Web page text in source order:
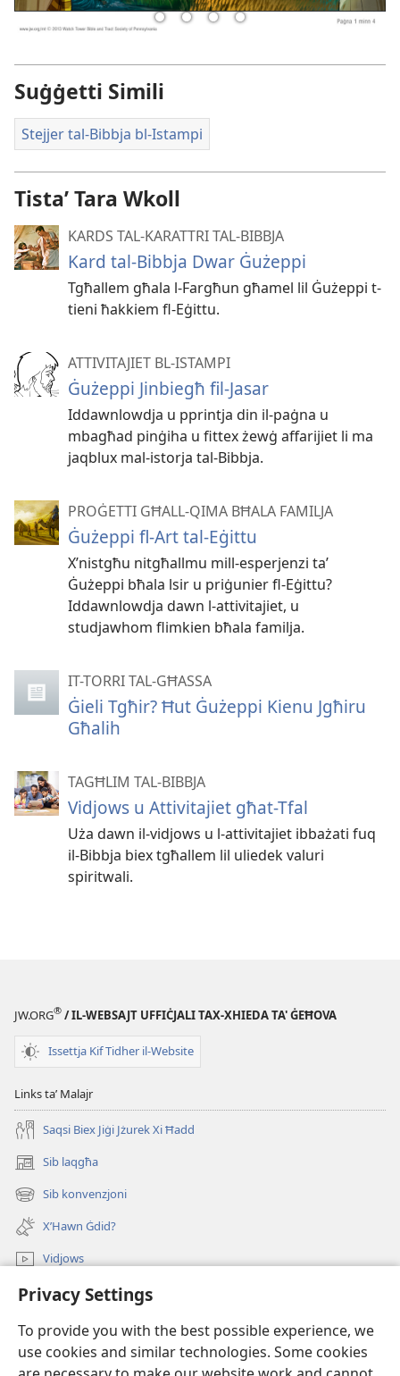
Privacy Settings
To provide you with the best possible experience, we
use cookies and similar technologies. Some cookies
Suġġetti Simili
Stejjer tal-Bibbja bl-Istampi
Tistaʼ Tara Wkoll
KARDS TAL-KARATTRI TAL-BIBBJA
Kard tal-Bibbja Dwar Ġużeppi
Tgħallem għala l-Fargħun għamel lil Ġużeppi t-
tieni ħakkiem fl-Eġittu.
ATTIVITAJIET BL-ISTAMPI
Ġużeppi Jinbiegħ fil-Jasar
Iddawnlowdja u pprintja din il-paġna u
mbagħad pinġiha u fittex żewġ affarijiet li ma
jaqblux mal-istorja tal-Bibbja.
PROĠETTI GĦALL-QIMA BĦALA FAMILJA
Ġużeppi fl-Art tal-Eġittu
X’nistgħu nitgħallmu mill-esperjenzi ta’
Ġużeppi bħala lsir u priġunier fl-Eġittu?
Iddawnlowdja dawn l-attivitajiet, u
studjawhom flimkien bħala familja.
IT-TORRI TAL-GĦASSA
Ġieli Tgħir? Ħut Ġużeppi Kienu Jgħiru
Għalih
TAGĦLIM TAL-BIBBJA
Vidjows u Attivitajiet għat-Tfal
Uża dawn il-vidjows u l-attivitajiet ibbażati fuq
il-Bibbja biex tgħallem lil uliedek valuri
spiritwali.
JW.ORG® / IL-WEBSAJT UFFIĊJALI TAX-XHIEDA TA' ĠEĦOVA
Issettja Kif Tidher il-Website
Links taʼ Malajr
Saqsi Biex Jiġi Jżurek Xi Ħadd
Sib laqgħa
(opens
new
window)
Sib konvenzjoni
(opens
new
window)
X’Hawn Ġdid?
Vidjows
Fittex f’JW.ORG
Donazzjonijiet
(opens
new